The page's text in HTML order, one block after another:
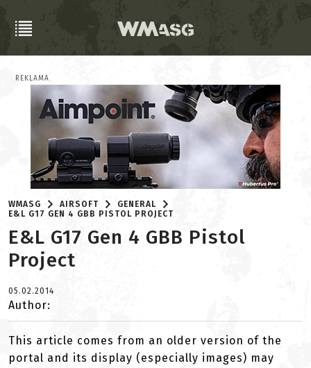
REKLAMA
WMASG AIRSOFT
GENERAL
E&L G17 GEN 4 GBB PISTOL PROJECT
E&L G17 Gen 4 GBB Pistol
Project
05.02.2014
Author:
This article comes from an older version of the
portal and its display (especially images) may